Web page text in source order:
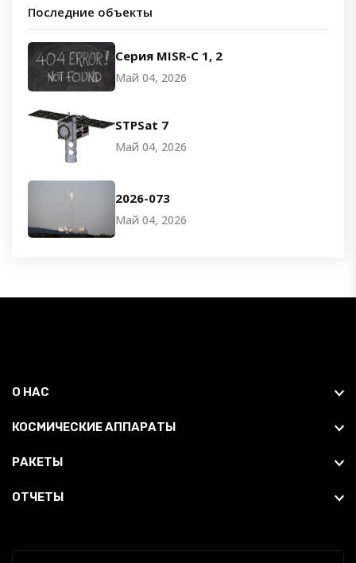
Последние объекты
Серия MISR-C 1, 2
Май 04, 2026
STPSat 7
Май 04, 2026
2026-073
Май 04, 2026
О НАС
КОСМИЧЕСКИЕ АППАРАТЫ
РАКЕТЫ
ОТЧЕТЫ